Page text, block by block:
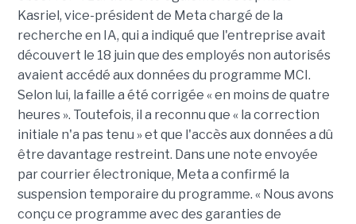
Kasriel, vice-président de Meta chargé de la
recherche en IA, qui a indiqué que l'entreprise avait
découvert le 18 juin que des employés non autorisés
avaient accédé aux données du programme MCI.
Selon lui, la faille a été corrigée « en moins de quatre
heures ». Toutefois, il a reconnu que « la correction
initiale n'a pas tenu » et que l'accès aux données a dû
être davantage restreint. Dans une note envoyée
par courrier électronique, Meta a confirmé la
suspension temporaire du programme. « Nous avons
conçu ce programme avec des garanties de